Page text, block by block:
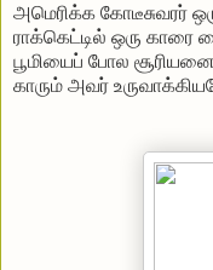
அமெரிக்க கோடீசுவரர்
ராக்கெட்டில் ஒரு காரை
பூமியைப் போல
காரும் அவர்